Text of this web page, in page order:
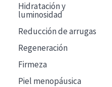
Hidratación y
luminosidad
Reducción de arrugas
Regeneración
Firmeza
Piel menopáusica